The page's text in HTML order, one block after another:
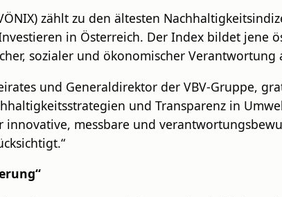
zählt zu den ältesten
in Österreich. Der Index bildet jene
sozialer und ökonomischer Verantwortung
und Generaldirektor der VBV-Gruppe,
und Transparenz in
messbare und